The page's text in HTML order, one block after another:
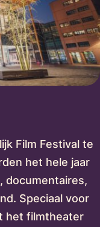
Film Festival te
het hele jaar
documentaires,
Speciaal voor
het filmtheater